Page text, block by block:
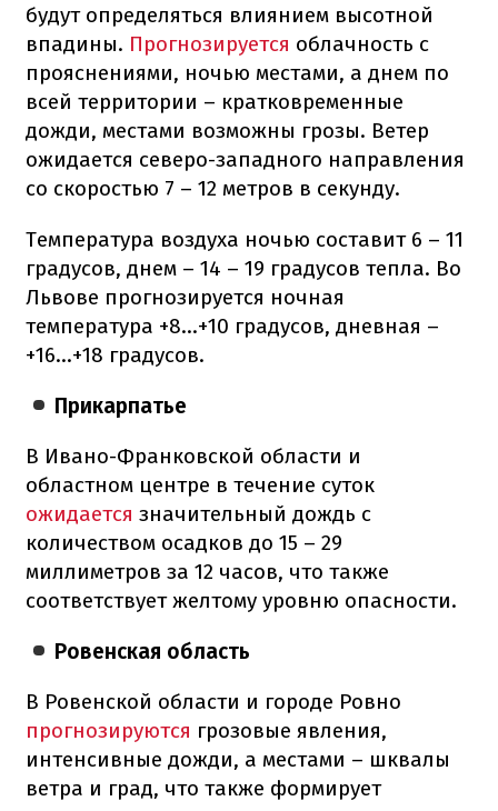
будут определяться влиянием высотной
впадины. Прогнозируется облачность с
прояснениями, ночью местами, а днем по
всей территории – кратковременные
дожди, местами возможны грозы. Ветер
ожидается северо-западного направления
со скоростью 7 – 12 метров в секунду.
Температура воздуха ночью составит 6 – 11
градусов, днем – 14 – 19 градусов тепла. Во
Львове прогнозируется ночная
температура +8…+10 градусов, дневная –
+16…+18 градусов.
Прикарпатье
В Ивано-Франковской области и
областном центре в течение суток
ожидается значительный дождь с
количеством осадков до 15 – 29
миллиметров за 12 часов, что также
соответствует желтому уровню опасности.
Ровенская область
В Ровенской области и городе Ровно
прогнозируются грозовые явления,
интенсивные дожди, а местами – шквалы
ветра и град, что также формирует